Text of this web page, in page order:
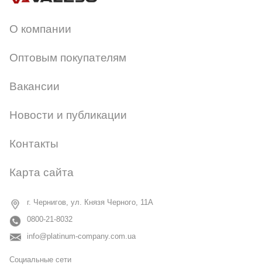
О компании
Оптовым покупателям
Вакансии
Новости и публикации
Контакты
Карта сайта
г. Чернигов, ул. Князя Черного, 11А
0800-21-8032
info@platinum-company.com.ua
Социальные сети